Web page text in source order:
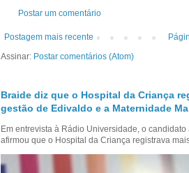
Postar um comentário
Postagem mais recente
Assinar: Postar comentários (Atom)
Braide diz que o Hospital da Criança
gestão de Edivaldo e a Maternidade
Em entrevista à Rádio Universidade, o
afirmou que o Hospital da Criança registrava